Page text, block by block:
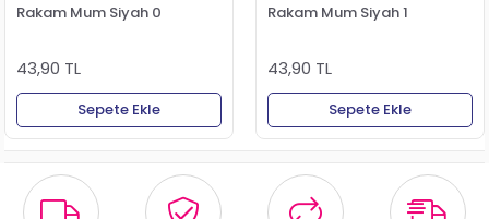
Rakam Mum Siyah 0
43,90 TL
Sepete Ekle
Rakam Mum Siyah 1
43,90 TL
Sepete Ekle